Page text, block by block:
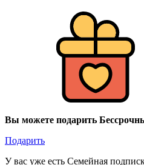
Вы можете подарить
Подарить
У вас уже есть Семейная